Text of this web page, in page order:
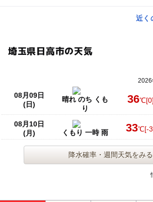
近く
埼玉県日高市の天気
2026
08月09日
(日)
晴れ のち くも
り
36℃[0]
08月10日
(月)
くもり 一時 雨 33℃[-
降水確率・週間天気をみる